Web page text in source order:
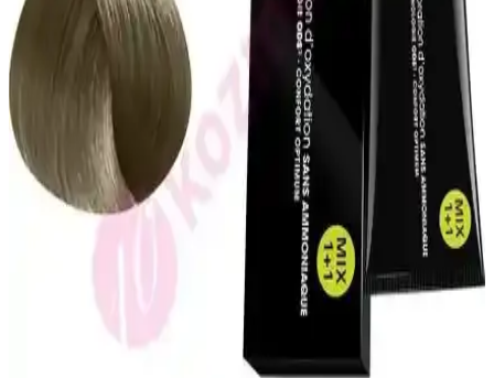
Doğal Katı Şampuan Ürünü İncelemesi
SoapCover saç beyazlık giderici katı şampuan, doğal içerikleri ve
pratik kullanımıyla saç ve sakal beyazlıklarını azaltmayı hedefleyen
etkili bir çözüm sunar.
Kuaf Tuz İçermeyen Şampuan ve Keratin Saç
Maskesi ile Saçlarınızda Yeni Bir Dönem Başlıyor
Saç sağlığını destekleyen tuz içermeyen şampuan ve keratin
maskesi, saçları güçlendirir, parlaklık ve yumuşaklık kazandırır,
doğal yapıyı korur ve düzenli kullanımda etkili sonuçlar sağlar.
Natural Colors 7C Orta Küllü Kumral Organik Saç
Boyası İncelemesi ve Kullanıcı Deneyimleri
Natural Colors 7C orta küllü kumral organik saç boyası, doğal